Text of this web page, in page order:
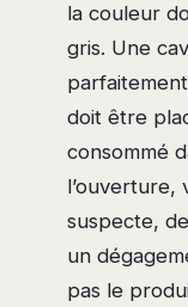
la couleur
gris. Une
doit être
consommé
l’ouverture,
suspecte,
un
pas le